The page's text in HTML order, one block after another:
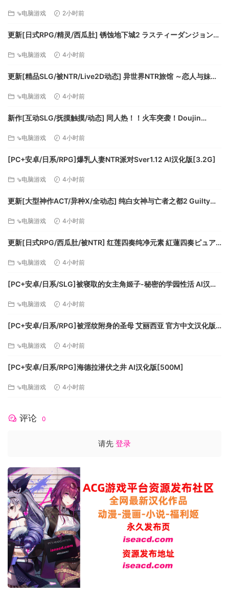
最低配置:
操作系统: Windows® 10, Windows® 8.1, Windows® 7,
处理器: Core i7 870 2.8GHz or better
内存: 3 GB RAM
DirectX 版本: 11
网络: 宽带互联网连接
存储空间: 需要 11 GB 可用空间
声卡: DirectX 9.0c over
推荐配置:
操作系统: Windows® 10, Windows® 8.1,
Windows® 7, Windows Vista® (64bit)
内存: 4 GB RAM
display
DirectX 版本: 11
存储空间: 需要 11 GB 可用空间
声卡: DirectX 9.0c over
⇘电脑游戏 2小时前
更新[日式RPG/精灵/西瓜肚] 锈蚀地下城2 ラスティーダンジョン2
⇘电脑游戏 4小时前
更新[精品SLG/被NTR/Live2D动态] 异世界NTR旅馆 ～恋人与妹妹
⇘电脑游戏 4小时前
新作[互动SLG/抚摸触摸/动态] 同人热！！火车突袭！Doujin
⇘电脑游戏 4小时前
[PC+安卓/日系/RPG]爆乳人妻NTR派对Sver1.12 AI汉化版[3.2G]
⇘电脑游戏 4小时前
更新[大型神作ACT/异种X/全动态] 纯白女神与亡者之都2 Guilty
⇘电脑游戏 4小时前
更新[日式RPG/西瓜肚/被NTR] 红莲四奏纯净元素 紅蓮四奏ピュア
⇘电脑游戏 4小时前
[PC+安卓/日系/SLG]被寝取的女主角姬子-秘密的学园性活 AI汉化
⇘电脑游戏 4小时前
[PC+安卓/日系/RPG]被淫纹附身的圣母 艾丽西亚 官方中文汉化版
⇘电脑游戏 4小时前
[PC+安卓/日系/RPG]海德拉潜伏之井 AI汉化版[500M]
⇘电脑游戏 4小时前
评论 0
请先 登录